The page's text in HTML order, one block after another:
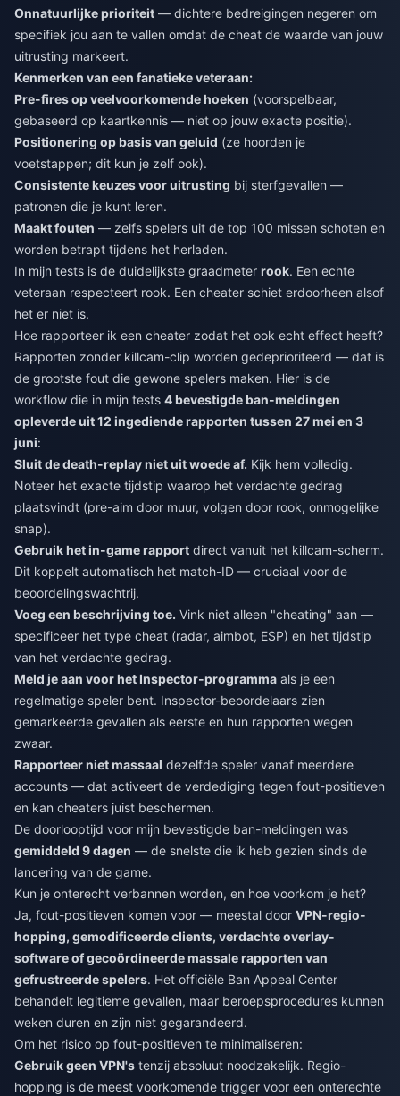
Onnatuurlijke prioriteit — dichtere bedreigingen negeren om
specifiek jou aan te vallen omdat de cheat de waarde van jouw
uitrusting markeert.
Kenmerken van een fanatieke veteraan:
Pre-fires op veelvoorkomende hoeken (voorspelbaar,
gebaseerd op kaartkennis — niet op jouw exacte positie).
Positionering op basis van geluid (ze hoorden je
voetstappen; dit kun je zelf ook).
Consistente keuzes voor uitrusting bij sterfgevallen —
patronen die je kunt leren.
Maakt fouten — zelfs spelers uit de top 100 missen schoten en
worden betrapt tijdens het herladen.
In mijn tests is de duidelijkste graadmeter rook. Een echte
veteraan respecteert rook. Een cheater schiet erdoorheen alsof
het er niet is.
Hoe rapporteer ik een cheater zodat het ook echt effect heeft?
Rapporten zonder killcam-clip worden gedeprioriteerd — dat is
de grootste fout die gewone spelers maken. Hier is de
workflow die in mijn tests 4 bevestigde ban-meldingen
opleverde uit 12 ingediende rapporten tussen 27 mei en 3
juni:
Sluit de death-replay niet uit woede af. Kijk hem volledig.
Noteer het exacte tijdstip waarop het verdachte gedrag
plaatsvindt (pre-aim door muur, volgen door rook, onmogelijke
snap).
Gebruik het in-game rapport direct vanuit het killcam-scherm.
Dit koppelt automatisch het match-ID — cruciaal voor de
beoordelingswachtrij.
Voeg een beschrijving toe. Vink niet alleen "cheating" aan —
specificeer het type cheat (radar, aimbot, ESP) en het tijdstip
van het verdachte gedrag.
Meld je aan voor het Inspector-programma als je een
regelmatige speler bent. Inspector-beoordelaars zien
gemarkeerde gevallen als eerste en hun rapporten wegen
zwaar.
Rapporteer niet massaal dezelfde speler vanaf meerdere
accounts — dat activeert de verdediging tegen fout-positieven
en kan cheaters juist beschermen.
De doorlooptijd voor mijn bevestigde ban-meldingen was
gemiddeld 9 dagen — de snelste die ik heb gezien sinds de
lancering van de game.
Kun je onterecht verbannen worden, en hoe voorkom je het?
Ja, fout-positieven komen voor — meestal door VPN-regio-
hopping, gemodificeerde clients, verdachte overlay-
software of gecoördineerde massale rapporten van
gefrustreerde spelers. Het officiële Ban Appeal Center
behandelt legitieme gevallen, maar beroepsprocedures kunnen
weken duren en zijn niet gegarandeerd.
Om het risico op fout-positieven te minimaliseren:
Gebruik geen VPN's tenzij absoluut noodzakelijk. Regio-
hopping is de meest voorkomende trigger voor een onterechte